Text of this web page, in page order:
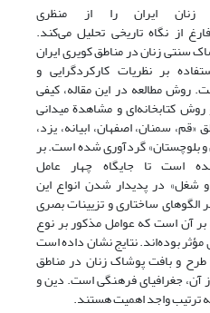
ایران را از منظری
از نگاه تاریخی تحلیل می‌کند.
سنتی زنان در مناطق کویری ایران
بر نظریات کارکردگرایی و
روش مطالعه در این مقاله، کیفی
کتابخانه‌ای و مشاهدة میدانی
سمنان، اصفهان، ابیانه، یزد،
بلوچستان» گردآوری شده است. بر
است تا جایگاه چهار عامل
شغل» در پدیدار شدن انواع این
الگوهای ساختاری و تزیینات بصری
آن است که عوامل مذکور بر نوع
بوده‌اند. نتایج نشان داده است
طرح و بافت پوشاک زنان در مناطق
آن، جغرافیای فرهنگی است. دین و
ترتیب واجد اهمیت هستند.